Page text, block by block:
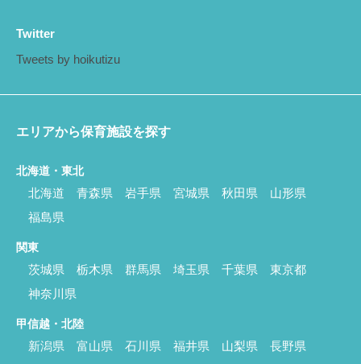
Twitter
Tweets by hoikutizu
エリアから保育施設を探す
北海道・東北
北海道 青森県 岩手県 宮城県 秋田県
山形県
福島県
関東
茨城県 栃木県 群馬県 埼玉県 千葉県
東京都
神奈川県
甲信越・北陸
新潟県 富山県 石川県 福井県 山梨県 長野県